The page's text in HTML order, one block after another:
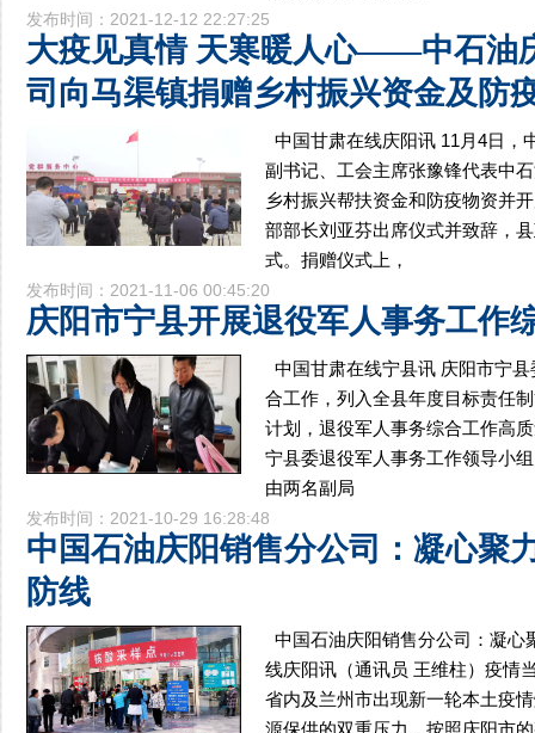
发布时间：2021-12-12 22:27:25
大疫见真情 天寒暖人心——中石油
司向马渠镇捐赠乡村振兴资金及防
中国甘肃在线庆阳讯 11月4日，
副书记、工会主席张豫锋代表中
乡村振兴帮扶资金和防疫物资并
部部长刘亚芬出席仪式并致辞，
式。捐赠仪式上，
发布时间：2021-11-06 00:45:20
庆阳市宁县开展退役军人事务工作
中国甘肃在线宁县讯 庆阳市宁
合工作，列入全县年度目标责任
计划，退役军人事务综合工作高
宁县委退役军人事务工作领导小
由两名副局
发布时间：2021-10-29 16:28:48
中国石油庆阳销售分公司：凝心聚
防线
中国石油庆阳销售分公司：凝心
线庆阳讯（通讯员 王维柱）疫情
省内及兰州市出现新一轮本土疫